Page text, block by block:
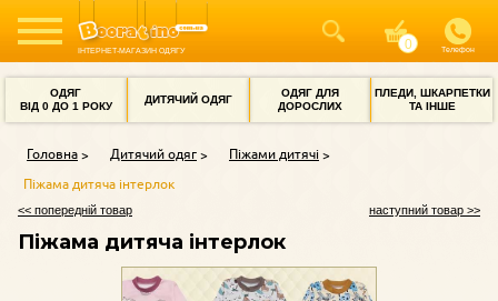
ІНТЕРНЕТ-МАГАЗИН ОДЯГУ Телефон
ОДЯГ
ВІД 0 ДО 1 РОКУ
ДИТЯЧИЙ ОДЯГ
ОДЯГ ДЛЯ
ДОРОСЛИХ
ПЛЕДИ, ШКАРПЕТКИ
ТА ІНШЕ
Головна Дитячий одяг
Піжами дитячі
Піжама дитяча інтерлок
<< попередній товар наступний товар >>
Піжама дитяча інтерлок